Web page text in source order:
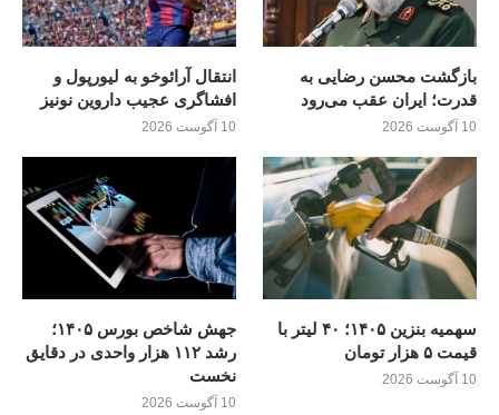
بازگشت محسن رضایی به
قدرت؛ ايران عقب می‌رود
10 آگوست 2026
انتقال آرائوخو به لیورپول و
افشاگری عجیب داروین نونیز
10 آگوست 2026
سهمیه بنزین ۱۴۰۵؛ ۴۰ لیتر با
قیمت ۵ هزار تومان
10 آگوست 2026
جهش شاخص بورس ۱۴۰۵؛
رشد ۱۱۲ هزار واحدی در دقایق
نخست
10 آگوست 2026